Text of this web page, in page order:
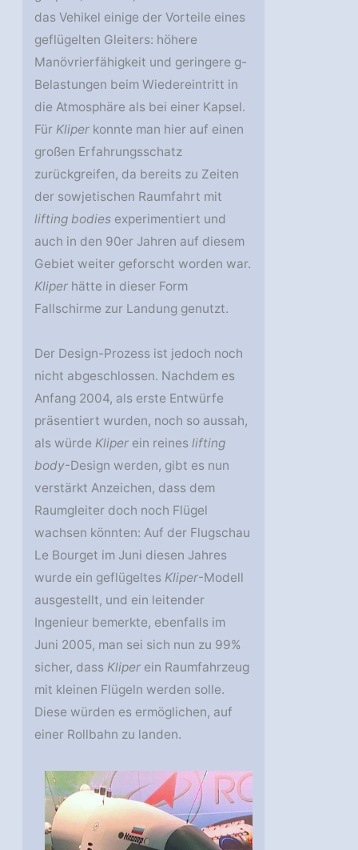
das Vehikel einige der Vorteile eines
geflügelten Gleiters: höhere
Manövrierfähigkeit und geringere g-
Belastungen beim Wiedereintritt in
die Atmosphäre als bei einer Kapsel.
FürKliper konnte man hier auf einen
großen Erfahrungsschatz
zurückgreifen, da bereits zu Zeiten
der sowjetischen Raumfahrt mit
lifting bodies experimentiert und
auch in den 90er Jahren auf diesem
Gebiet weiter geforscht worden war.
Kliper hätte in dieser Form
Fallschirme zur Landung genutzt.
Der Design-Prozess ist jedoch noch
nicht abgeschlossen. Nachdem es
Anfang 2004, als erste Entwürfe
präsentiert wurden, noch so aussah,
als würdeKliper ein reineslifting
body-Design werden, gibt es nun
verstärkt Anzeichen, dass dem
Raumgleiter doch noch Flügel
wachsen könnten: Auf der Flugschau
Le Bourget im Juni diesen Jahres
wurde ein geflügeltesKliper-Modell
ausgestellt, und ein leitender
Ingenieur bemerkte, ebenfalls im
Juni 2005, man sei sich nun zu 99%
sicher, dassKliper ein Raumfahrzeug
mit kleinen Flügeln werden solle.
Diese würden es ermöglichen, auf
einer Rollbahn zu landen.